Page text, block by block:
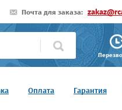
Почта для заказа:
Оплата Гарантия